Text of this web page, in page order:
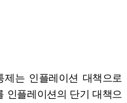
는 인플레이션 대책으로
인플레이션의 단기 대책으